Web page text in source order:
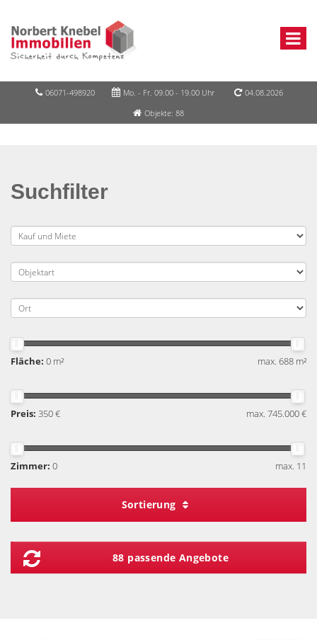
06071-498920 Mo. - Fr. 09.00 - 19.00 Uhr
04.08.2026
Objekte: 88
Suchfilter
Fläche: 0 m² max. 688 m²
Preis: 350 € max. 745.000 €
Zimmer: 0 max. 11
Sortierung
88 passende Angebote